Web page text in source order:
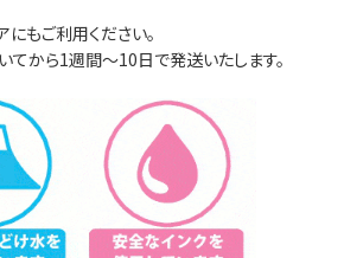
もご利用ください。
てから1週間～10日で発送いたします。